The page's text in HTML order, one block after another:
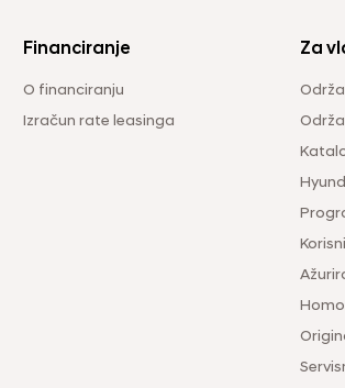
Financiranje
O financiranju
Izračun rate leasinga
Za